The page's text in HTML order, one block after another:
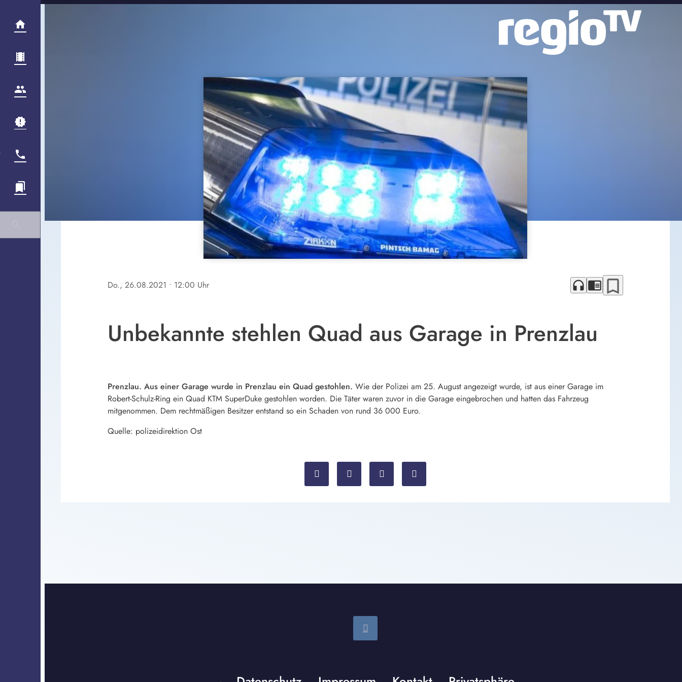
Do., 26.08.2021 • 12:00 Uhr headphones chrome_reader_mode bookmark_border
Unbekannte stehlen Quad aus Garage in Prenzlau
Prenzlau. Aus einer Garage wurde in Prenzlau ein Quad gestohlen. Wie der Polizei am 25. August angezeigt wurde, ist aus einer Garage im
Robert-Schulz-Ring ein Quad KTM SuperDuke gestohlen worden. Die Täter waren zuvor in die Garage eingebrochen und hatten das Fahrzeug
mitgenommen. Dem rechtmäßigen Besitzer entstand so ein Schaden von rund 36 000 Euro.
Quelle: polizeidirektion Ost